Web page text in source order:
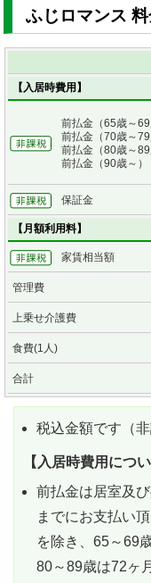
ふじロマンス
【入居時費用】
前払金（65歳～69
前払金（70歳～79
前払金（80歳～89
前払金（90歳～）
保証金
【月額利用料】
家賃相当額
管理費
上乗せ介護費
食費(1人)
合計
税込金額です（
【入居時費用につい
前払金は居室及
までにお支払い
を除き、65～69
80～89歳は72ヶ